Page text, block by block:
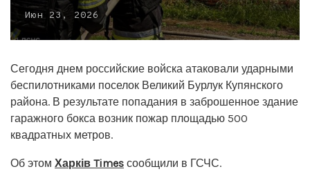
Июн 23, 2026
Сегодня днем российские войска атаковали ударными
беспилотниками поселок Великий Бурлук Купянского
района. В результате попадания в заброшенное здание
гаражного бокса возник пожар площадью 500
квадратных метров.
Об этом Харків Times сообщили в ГСЧС.